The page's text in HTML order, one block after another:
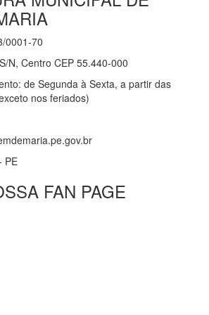
0001-70
N, Centro CEP 55.440-000
de Segunda à Sexta, a partir das
nos feriados)
PE
FAN PAGE